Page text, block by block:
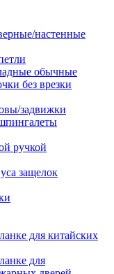
настенные
обычные
без врезки
задвижки
ручкой
защелок
для китайских
для